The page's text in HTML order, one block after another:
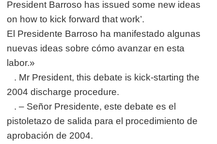
President Barroso has issued some new ideas
on how to kick forward that work’.
El Presidente Barroso ha manifestado algunas
nuevas ideas sobre cómo avanzar en esta
labor.»
. Mr President, this debate is kick-starting the
2004 discharge procedure.
. – Señor Presidente, este debate es el
pistoletazo de salida para el procedimiento de
aprobación de 2004.